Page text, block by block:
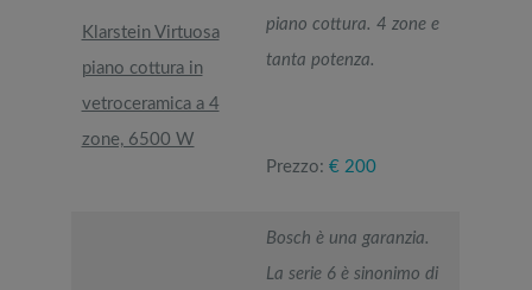
Klarstein Virtuosa
piano cottura in
vetroceramica a 4
zone, 6500 W
piano cottura. 4 zone e
tanta potenza.
Prezzo: € 200
Bosch è una garanzia.
La serie 6 è sinonimo di